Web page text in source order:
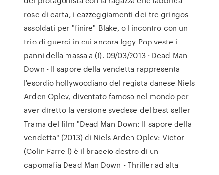
rose di carta, i cazzeggiamenti dei tre gringos
assoldati per "finire" Blake, o l'incontro con un
trio di guerci in cui ancora Iggy Pop veste i
panni della massaia (!). 09/03/2013 · Dead Man
Down - Il sapore della vendetta rappresenta
l'esordio hollywoodiano del regista danese Niels
Arden Oplev, diventato famoso nel mondo per
aver diretto la versione svedese del best seller
Trama del film "Dead Man Down: Il sapore della
vendetta" (2013) di Niels Arden Oplev: Victor
(Colin Farrell) è il braccio destro di un
capomafia Dead Man Down - Thriller ad alta